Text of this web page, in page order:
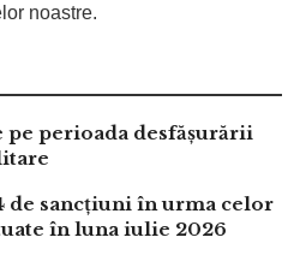
noastre.
perioada desfășurării
de sancțiuni în urma celor
în luna iulie 2026